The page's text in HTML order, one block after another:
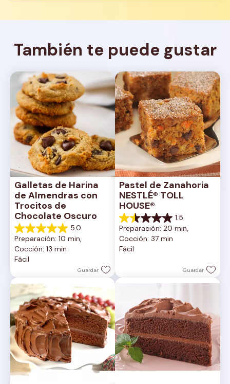
También te puede gustar
Galletas de Harina
de Almendras con
Trocitos de
Chocolate Oscuro
5.0
5.0
de
5
estrellas.
reseña
Preparación: 10 min,
Cocción: 13 min
Fácil
Guardar
Pastel de Zanahoria
NESTLÉ® TOLL
HOUSE®
1.5
1.5
de
5
estrellas.
Preparación: 20 min,
Cocción: 37 min
Fácil
Guardar